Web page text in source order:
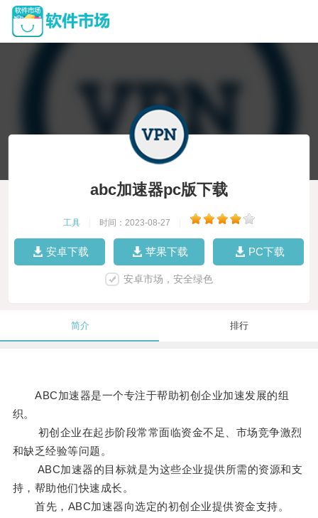
abc加速器pc版下载
工具 时间：2023-08-27
安卓下载 苹果下载 PC下载
安卓市场，安全绿色
简介 排行
ABC加速器是一个专注于帮助初创企业加速发展的组
织。
初创企业在起步阶段常常面临资金不足、市场竞争激烈
和缺乏经验等问题。
ABC加速器的目标就是为这些企业提供所需的资源和支
持，帮助他们快速成长。
首先，ABC加速器向选定的初创企业提供资金支持。